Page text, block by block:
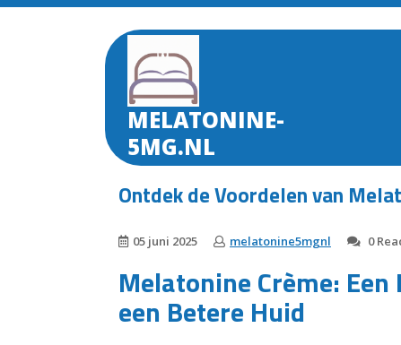
Skip
MELATONINE-
5MG.NL
Ontdek de Voordelen van
05 juni 2025 melatonine5mgnl 0
Melatonine Crème:
een Betere Huid